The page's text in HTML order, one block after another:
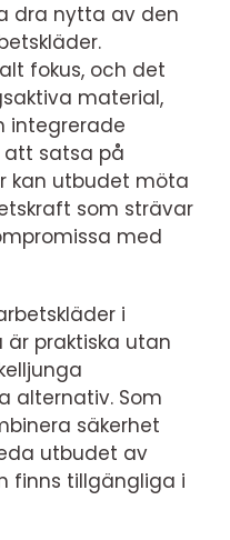
dra nytta av den
fokus, och det
material,
integrerade
att satsa på
kan utbudet möta
som strävar
med
i
är praktiska utan
alternativ. Som
säkerhet
utbudet av
finns tillgängliga i